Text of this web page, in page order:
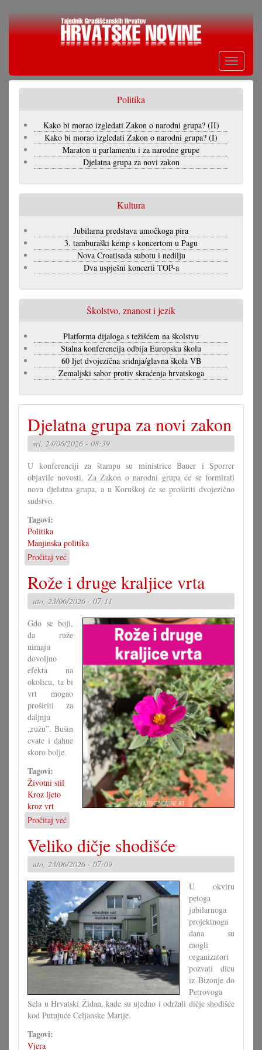
Skoči
Toggle
Politika
Kako bi morao izgledati Zakon o narodni grupa? (II)
Kako bi morao izgledati Zakon o narodni grupa? (I)
Maraton u parlamentu i za narodne grupe
Djelatna grupa za novi zakon
Kultura
Jubilarna predstava umočkoga pira
3. tamburaški kemp s koncertom u Pagu
Nova Croatisada subotu i nedilju
Dva uspješni koncerti TOP-a
Školstvo, znanost i jezik
Platforma dijaloga s težišćem na školstvu
Stalna konferencija odbija Europsku školu
60 ljet dvojezična sridnja/glavna škola VB
Zemaljski sabor protiv skraćenja hrvatskoga
Djelatna grupa za novi zakon
sri, 24/06/2026 - 08:39
U konferenciji za štampu su ministrice Bauer i Sporrer
objavile novosti. Za Zakon o narodni grupa će se formirati
nova djelatna grupa, a u Koruškoj će se proširiti dvojezično
sudstvo.
Tagovi:
Politika
Manjinska politika
Pročitaj već
Djelatna
grupa
za
novi
zakon
Rože i druge kraljice vrta
uto, 23/06/2026 - 07:11
Gdo se boji,
da ruže
nimaju
dovoljno
efekta na
okolicu, ta bi
vrt mogao
proširiti za
daljnju
„ružu”. Bušin
cvate i dahne
skoro bolje.
Tagovi:
Životni stil
Kroz ljeto
kroz vrt
Pročitaj već
Rože
i
druge
kraljice
vrta
Veliko dičje shodišće
uto, 23/06/2026 - 07:09
U okviru
petoga
jubilarnoga
projektnoga
dana su
mogli
organizatori
pozvati dicu
iz Bizonje do
Petrovoga
Sela u Hrvatski Židan, kade su ujedno i održali dičje shodišće
kod Putujuće Celjanske Marije.
Tagovi:
Vjera